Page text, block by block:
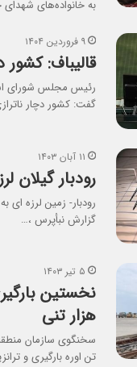
به خانواده‌های
۹ فروردین ۱۴۰۴
قالیباف:
رئیس مجلس شورای
گفت: کشور دچار
۱۱ آبان ۱۴۰۳
رودبار گیلان
گزارش نبأپرس ،…
۵ تیر ۱۴۰۳
هزار تنی
تن اوره بارگیری و